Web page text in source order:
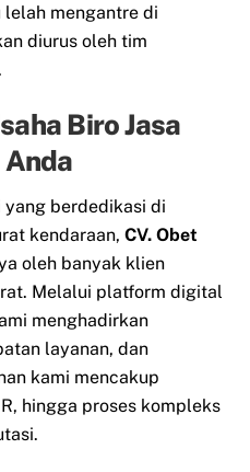
mengantre di
diurus oleh tim
Biro Jasa
yang berdedikasi di
kendaraan,CV. Obet
oleh banyak klien
Melalui platform digital
menghadirkan
layanan, dan
kami mencakup
hingga proses kompleks